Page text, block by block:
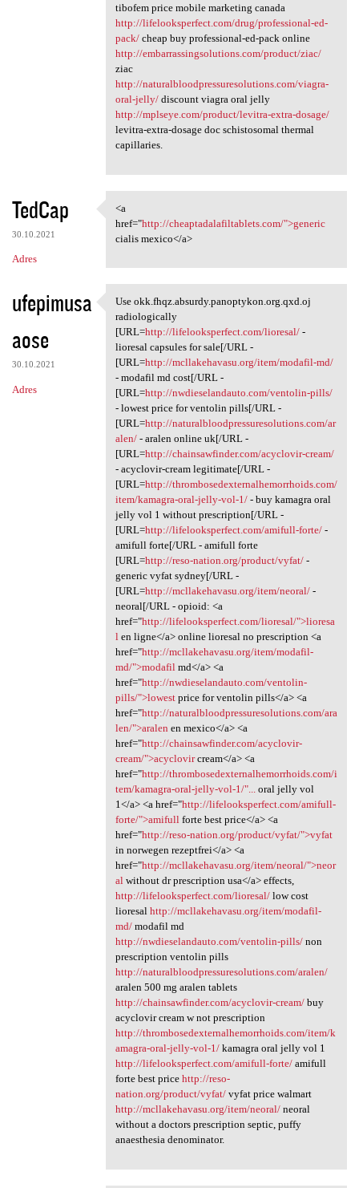
tibofem price mobile marketing canada
http://lifelooksperfect.com/drug/professional-ed-
pack/cheap buy professional-ed-pack online
http://embarrassingsolutions.com/product/ziac/
ziac
http://naturalbloodpressuresolutions.com/viagra-
oral-jelly/discount viagra oral jelly
http://mplseye.com/product/levitra-extra-dosage/
levitra-extra-dosage doc schistosomal thermal
capillaries.
TedCap
30.10.2021
Adres
<a href="http:/
<a
href="http://cheaptadalafiltablets.com/">generic
cialis mexico</a>
ufepimusa
aose
30.10.2021
Adres
Use okk.fhqz.absurdy
Use okk.fhqz.absurdy.panoptykon.org.qxd.oj
radiologically
[URL=http://lifelooksperfect.com/lioresal/-
lioresal capsules for sale[/URL -
[URL=http://mcllakehavasu.org/item/modafil-md/
- modafil md cost[/URL -
[URL=http://nwdieselandauto.com/ventolin-pills/
- lowest price for ventolin pills[/URL -
[URL=http://naturalbloodpressuresolutions.com/ar
alen/- aralen online uk[/URL -
[URL=http://chainsawfinder.com/acyclovir-cream/
- acyclovir-cream legitimate[/URL -
[URL=http://thrombosedexternalhemorrhoids.com/
item/kamagra-oral-jelly-vol-1/- buy kamagra oral
jelly vol 1 without prescription[/URL -
[URL=http://lifelooksperfect.com/amifull-forte/-
amifull forte[/URL - amifull forte
[URL=http://reso-nation.org/product/vyfat/-
generic vyfat sydney[/URL -
[URL=http://mcllakehavasu.org/item/neoral/-
neoral[/URL - opioid: <a
href="http://lifelooksperfect.com/lioresal/">lioresa
len ligne</a> online lioresal no prescription <a
href="http://mcllakehavasu.org/item/modafil-
md/">modafilmd</a> <a
href="http://nwdieselandauto.com/ventolin-
pills/">lowestprice for ventolin pills</a> <a
href="http://naturalbloodpressuresolutions.com/ara
len/">aralen en mexico</a> <a
href="http://chainsawfinder.com/acyclovir-
cream/">acyclovircream</a> <a
href="http://thrombosedexternalhemorrhoids.com/i
tem/kamagra-oral-jelly-vol-1/"...oral jelly vol
1</a> <a href="http://lifelooksperfect.com/amifull-
forte/">amifullforte best price</a> <a
href="http://reso-nation.org/product/vyfat/">vyfat
in norwegen rezeptfrei</a> <a
href="http://mcllakehavasu.org/item/neoral/">neor
alwithout dr prescription usa</a> effects,
http://lifelooksperfect.com/lioresal/low cost
lioresal http://mcllakehavasu.org/item/modafil-
md/modafil md
http://nwdieselandauto.com/ventolin-pills/non
prescription ventolin pills
http://naturalbloodpressuresolutions.com/aralen/
aralen 500 mg aralen tablets
http://chainsawfinder.com/acyclovir-cream/buy
acyclovir cream w not prescription
http://thrombosedexternalhemorrhoids.com/item/k
amagra-oral-jelly-vol-1/kamagra oral jelly vol 1
http://lifelooksperfect.com/amifull-forte/amifull
forte best price http://reso-
nation.org/product/vyfat/vyfat price walmart
http://mcllakehavasu.org/item/neoral/neoral
without a doctors prescription septic, puffy
anaesthesia denominator.